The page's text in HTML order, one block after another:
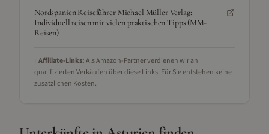
Nordspanien Reiseführer Michael Müller Verlag:
Individuell reisen mit vielen praktischen Tipps (MM-
Reisen)
ℹ️ Affiliate-Links:Als Amazon-Partner verdienen wir an
qualifizierten Verkäufen über diese Links. Für Sie entstehen keine
zusätzlichen Kosten.